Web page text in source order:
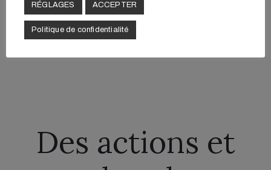
Téléchargement
Des actions et
RÉGLAGES ACCEPTER
Politique de confidentialité